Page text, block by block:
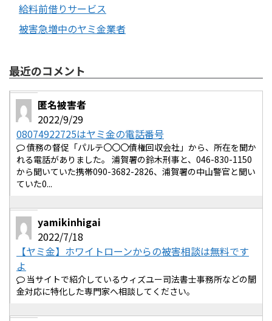
給料前借りサービス
被害急増中のヤミ金業者
最近のコメント
匿名被害者
2022/9/29
08074922725はヤミ金の電話番号
債務の督促「パルテ〇〇〇債権回収会社」から、所在を聞か
れる電話がありました。 浦賀署の鈴木刑事と、046-830-1150
から聞いていた携帯090-3682-2826、浦賀署の中山警官と聞い
ていた0...
yamikinhigai
2022/7/18
【ヤミ金】ホワイトローンからの被害相談は無料です
よ
当サイトで紹介しているウィズユー司法書士事務所などの闇
金対応に特化した専門家へ相談してください。